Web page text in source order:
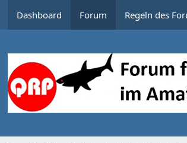
Dashboard Forum Regeln des